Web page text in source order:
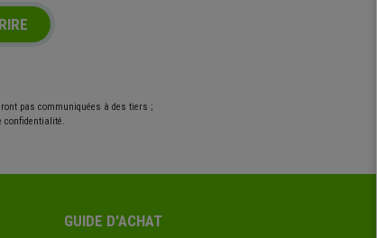
pas communiquées à des tiers ;
GUIDE D'ACHAT